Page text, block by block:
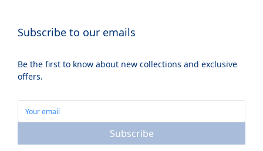
Subscribe to our emails
Be the first to know about new collections and exclusive
offers.
Subscribe